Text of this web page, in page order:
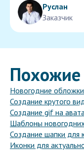
Руслан
Заказчик
Похожие
Новогодние
Создание крутого
Создание gif на
Шаблоны
Создание шапки для
Иконки для